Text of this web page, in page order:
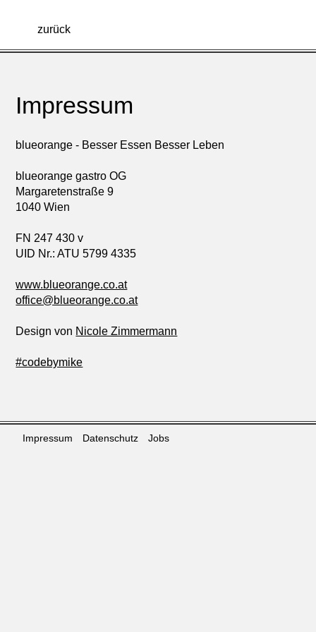
zurück
Impressum
blueorange - Besser Essen Besser Leben
blueorange gastro OG
Margaretenstraße 9
1040 Wien
FN 247 430 v
UID Nr.: ATU 5799 4335
www.blueorange.co.at
office@blueorange.co.at
Design von Nicole Zimmermann
#codebymike
Impressum Datenschutz Jobs